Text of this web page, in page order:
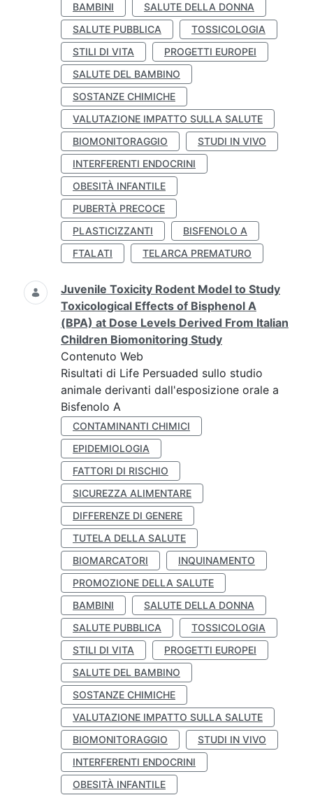
BAMBINI
SALUTE DELLA DONNA
SALUTE PUBBLICA
TOSSICOLOGIA
STILI DI VITA
PROGETTI EUROPEI
SALUTE DEL BAMBINO
SOSTANZE CHIMICHE
VALUTAZIONE IMPATTO SULLA SALUTE
BIOMONITORAGGIO
STUDI IN VIVO
INTERFERENTI ENDOCRINI
OBESITÀ INFANTILE
PUBERTÀ PRECOCE
PLASTICIZZANTI
BISFENOLO A
FTALATI
TELARCA PREMATURO
Juvenile Toxicity Rodent Model to Study
Toxicological Effects of Bisphenol A
(BPA) at Dose Levels Derived From Italian
Children Biomonitoring Study
Contenuto Web
Risultati di Life Persuaded sullo studio
animale derivanti dall'esposizione orale a
Bisfenolo A
CONTAMINANTI CHIMICI
EPIDEMIOLOGIA
FATTORI DI RISCHIO
SICUREZZA ALIMENTARE
DIFFERENZE DI GENERE
TUTELA DELLA SALUTE
BIOMARCATORI
INQUINAMENTO
PROMOZIONE DELLA SALUTE
BAMBINI
SALUTE DELLA DONNA
SALUTE PUBBLICA
TOSSICOLOGIA
STILI DI VITA
PROGETTI EUROPEI
SALUTE DEL BAMBINO
SOSTANZE CHIMICHE
VALUTAZIONE IMPATTO SULLA SALUTE
BIOMONITORAGGIO
STUDI IN VIVO
INTERFERENTI ENDOCRINI
OBESITÀ INFANTILE